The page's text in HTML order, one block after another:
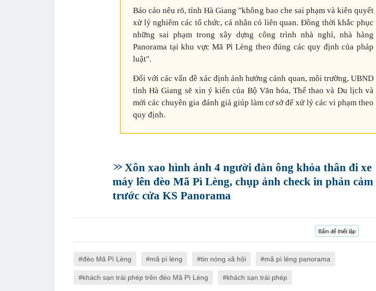
Báo cáo nêu rõ, tỉnh Hà Giang "không bao che sai phạm và kiên quyết
xử lý nghiêm các tổ chức, cá nhân có liên quan. Đồng thời khắc phục
những sai phạm trong xây dựng công trình nhà nghỉ, nhà hàng
Panorama tại khu vực Mã Pì Lèng theo đúng các quy định của pháp
luật".
Đối với các vấn đề xác định ảnh hưởng cảnh quan, môi trường, UBND
tỉnh Hà Giang sẽ xin ý kiến của Bộ Văn hóa, Thể thao và Du lịch và
mời các chuyên gia đánh giá giúp làm cơ sở để xử lý các vi phạm theo
quy định.
Xôn xao hình ảnh 4 người đàn ông khỏa thân đi xe
máy lên đèo Mã Pì Lèng, chụp ảnh check in phản cảm
trước cửa KS Panorama
Bấm để thiết lập
đèo Mã Pì Lèng mã pì lèng tin nóng xã hội mã pì lèng panorama
khách sạn trái phép trên đèo Mã Pì Lèng khách sạn trái phép